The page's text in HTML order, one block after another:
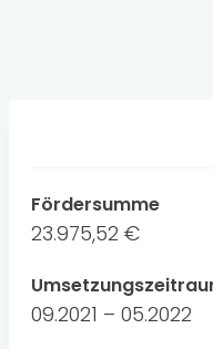
Fördersumme
23.975,52 €
09.2021 – 05.2022